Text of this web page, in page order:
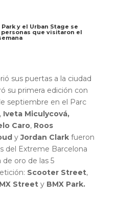
y el Urban Stage se
que visitaron el
sus puertas a la ciudad
su primera edición con
septiembre en el Parc
Iveta Miculycová,
Caro, Roos
yJordan Clarkfueron
del Extreme Barcelona
oro de las 5
Scooter Street,
Street yBMX Park.